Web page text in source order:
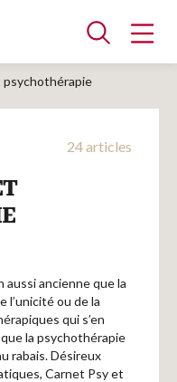
psychothérapie
24 articles
aussi ancienne que la
l’unicité ou de la
qui s’en
la psychothérapie
rabais. Désireux
Carnet Psy et